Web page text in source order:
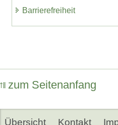
Barrierefreiheit
zum Seitenanfang
Übersicht Kontakt